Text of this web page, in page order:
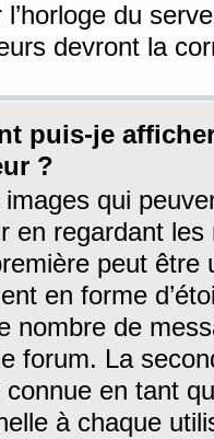
du
devront la
puis-je
?
qui
en regardant
peut être
en forme
nombre de
forum. La
en tant
à chaque